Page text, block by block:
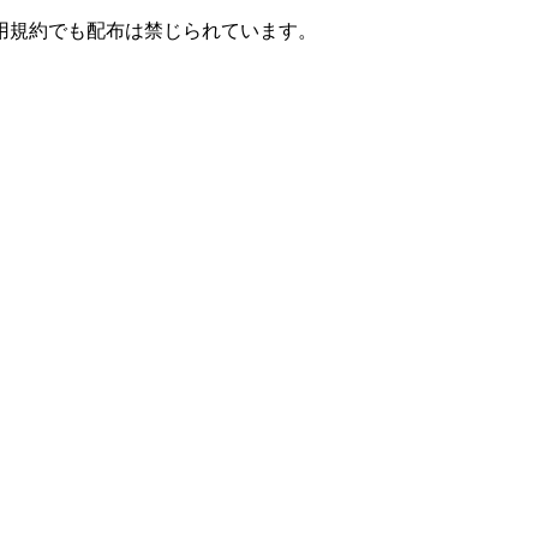
約でも配布は禁じられています。